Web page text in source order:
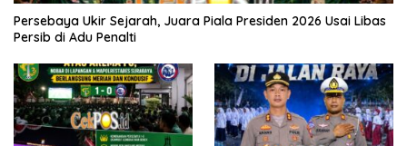
Persebaya Ukir Sejarah, Juara Piala Presiden 2026 Usai Libas
Persib di Adu Penalti